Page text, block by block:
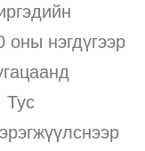
нэгдүгээр
Тус